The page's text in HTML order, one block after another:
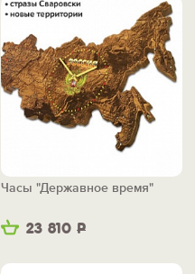
23 810 Р
Часы "Державное время"